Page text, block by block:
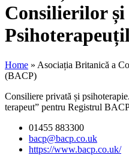
Consilierilor și
Home » Asociația Britanică a
(BACP)
Consiliere privată și
terapeut” pentru Registrul
01455 883300
bacp@bacp.co.uk
https://www.bacp.co.uk/